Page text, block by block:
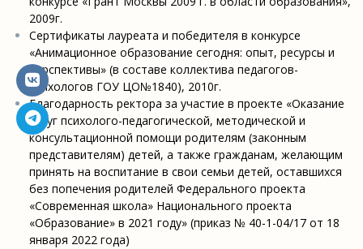
2009г.
Сертификаты лауреата и победителя в конкурсе
«Анимационное образование сегодня: опыт, ресурсы и
перспективы» (в составе коллектива педагогов-
психологов ГОУ ЦО№1840), 2010г.
Благодарность ректора за участие в проекте «Оказание
услуг психолого-педагогической, методической и
консультационной помощи родителям (законным
представителям) детей, а также гражданам, желающим
принять на воспитание в свои семьи детей, оставшихся
без попечения родителей Федерального проекта
«Современная школа» Национального проекта
«Образование» в 2021 году» (приказ № 40-1-04/17 от 18
января 2022 года)